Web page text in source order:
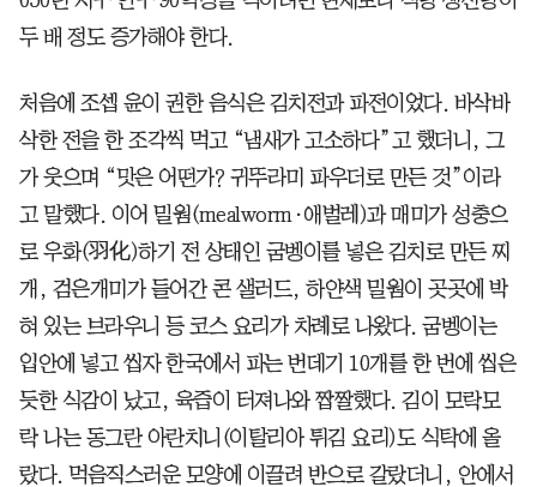
두 배 정도 증가해야 한다.
처음에 조셉 윤이 권한 음식은 김치전과 파전이었다. 바삭바
삭한 전을 한 조각씩 먹고 “냄새가 고소하다”고 했더니, 그
가 웃으며 “맛은 어떤가? 귀뚜라미 파우더로 만든 것”이라
고 말했다. 이어 밀웜(mealworm·애벌레)과 매미가 성충으
로 우화(羽化)하기 전 상태인 굼벵이를 넣은 김치로 만든 찌
개, 검은개미가 들어간 콘 샐러드, 하얀색 밀웜이 곳곳에 박
혀 있는 브라우니 등 코스 요리가 차례로 나왔다. 굼벵이는
입안에 넣고 씹자 한국에서 파는 번데기 10개를 한 번에 씹은
듯한 식감이 났고, 육즙이 터져나와 짭짤했다. 김이 모락모
락 나는 동그란 아란치니(이탈리아 튀김 요리)도 식탁에 올
랐다. 먹음직스러운 모양에 이끌려 반으로 갈랐더니, 안에서